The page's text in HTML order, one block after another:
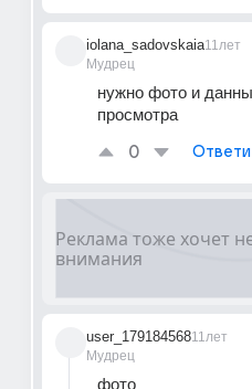
iolana_sadovskaia
Мудрец
11лет
нужно фото и
просмотра
0
user_179184568
Мудрец
11лет
фото